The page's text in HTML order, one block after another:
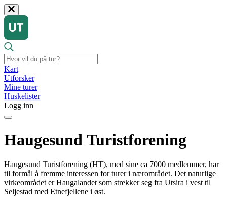
Kart
Utforsker
Mine turer
Huskelister
Logg inn
Haugesund Turistforening
Haugesund Turistforening (HT), med sine ca 7000 medlemmer, har
til formål å fremme interessen for turer i nærområdet. Det naturlige
virkeområdet er Haugalandet som strekker seg fra Utsira i vest til
Seljestad med Etnefjellene i øst.